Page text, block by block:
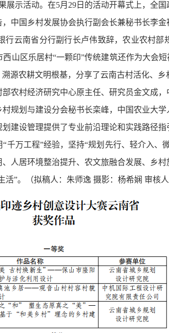
示活动。在5月29日的活动开幕式上，全
中国乡村发展协会执行副会长兼秘书长李
云南省分行副行长卢伟致辞，农业农村
山区乐居村“一颗印”传统建筑还作为大会
源农耕文明根基，分享了云南古村活化、乡
农村经济研究中心原主任、研究员金文成，
规划与建设分会秘书长栾峰，中国农业大
建设管理提供了专业前沿理论和实践路径
千万工程”经验，坚持“规划先行、轻介入、
人居环境整治提升、农文旅融合发展、乡
”。（拟稿人：朱师逸 摄影：杨希娴 审核人